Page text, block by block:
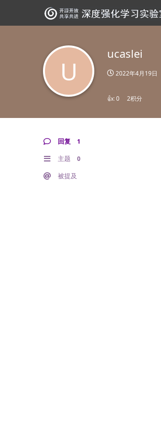
U
ucaslei
2022年4月19日
👍:0 2积分
回复 1
主题 0
被提及